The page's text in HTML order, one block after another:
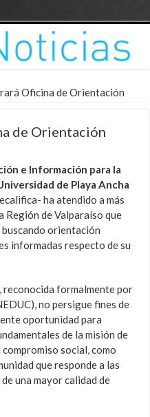
Oficina de Orientación
de Orientación
e Información para la
de Playa Ancha
ha atendido a más
Región de Valparaíso que
buscando orientación
informadas respecto de su
reconocida formalmente por
no persigue fines de
oportunidad para
de la misión de
compromiso social, como
que responde a las
una mayor calidad de